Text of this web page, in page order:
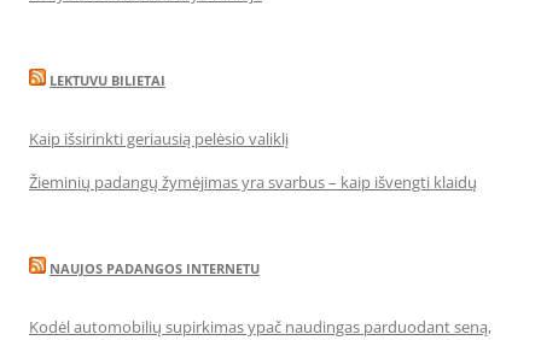
LEKTUVU BILIETAI
Kaip išsirinkti geriausią pelėsio valiklį
Žieminių padangų žymėjimas yra svarbus – kaip išvengti klaidų
NAUJOS PADANGOS INTERNETU
Kodėl automobilių supirkimas ypač naudingas parduodant seną,